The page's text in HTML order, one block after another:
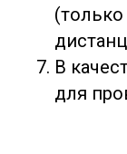
В
для